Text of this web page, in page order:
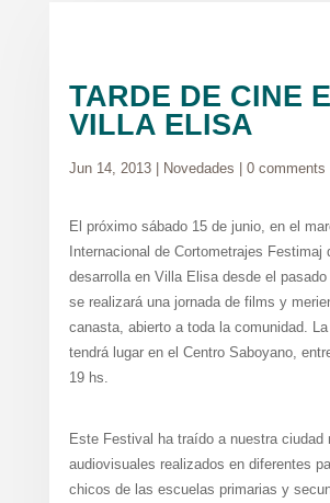
TARDE DE CINE
VILLA ELISA
Jun 14, 2013| Novedades 0 comments
El próximo sábado 15 de junio, en el
Internacional de Cortometrajes Festimaj
desarrolla en Villa Elisa desde el
se realizará una jornada de films y
canasta, abierto a toda la comunidad.
tendrá lugar en el Centro Saboyano,
19 hs.
Este Festival ha traído a nuestra ciudad
audiovisuales realizados en diferentes
chicos de las escuelas primarias y